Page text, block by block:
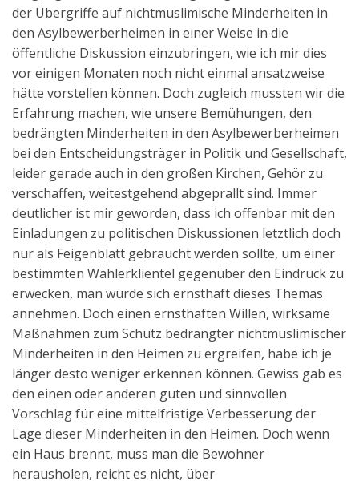
der Übergriffe auf nichtmuslimische Minderheiten in
den Asylbewerberheimen in einer Weise in die
öffentliche Diskussion einzubringen, wie ich mir dies
vor einigen Monaten noch nicht einmal ansatzweise
hätte vorstellen können. Doch zugleich mussten wir die
Erfahrung machen, wie unsere Bemühungen, den
bedrängten Minderheiten in den Asylbewerberheimen
bei den Entscheidungsträger in Politik und Gesellschaft,
leider gerade auch in den großen Kirchen, Gehör zu
verschaffen, weitestgehend abgeprallt sind. Immer
deutlicher ist mir geworden, dass ich offenbar mit den
Einladungen zu politischen Diskussionen letztlich doch
nur als Feigenblatt gebraucht werden sollte, um einer
bestimmten Wählerklientel gegenüber den Eindruck zu
erwecken, man würde sich ernsthaft dieses Themas
annehmen. Doch einen ernsthaften Willen, wirksame
Maßnahmen zum Schutz bedrängter nichtmuslimischer
Minderheiten in den Heimen zu ergreifen, habe ich je
länger desto weniger erkennen können. Gewiss gab es
den einen oder anderen guten und sinnvollen
Vorschlag für eine mittelfristige Verbesserung der
Lage dieser Minderheiten in den Heimen. Doch wenn
ein Haus brennt, muss man die Bewohner
herausholen, reicht es nicht, über